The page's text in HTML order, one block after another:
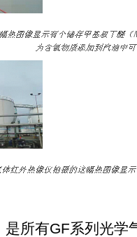
所有GF系列光学